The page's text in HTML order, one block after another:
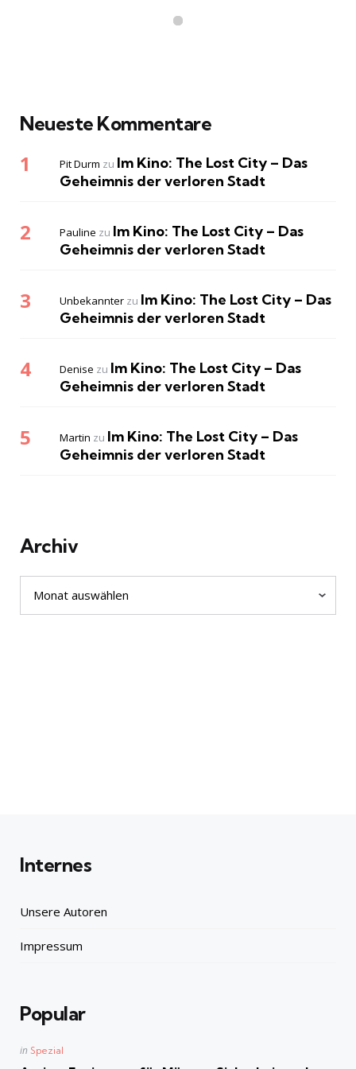
Neueste Kommentare
Pit Durm zu Im Kino: The Lost City – Das
Geheimnis der verloren Stadt
Pauline zu Im Kino: The Lost City – Das
Geheimnis der verloren Stadt
Unbekannter zu Im Kino: The Lost City – Das
Geheimnis der verloren Stadt
Denise zu Im Kino: The Lost City – Das
Geheimnis der verloren Stadt
Martin zu Im Kino: The Lost City – Das
Geheimnis der verloren Stadt
Archiv
Archiv
Internes
Unsere Autoren
Impressum
Popular
Posted
in Spezial